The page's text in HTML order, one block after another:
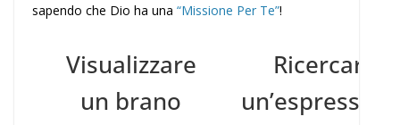
sapendo che Dio ha una “Missione Per Te”!
Visualizzare
un brano
Ricercare